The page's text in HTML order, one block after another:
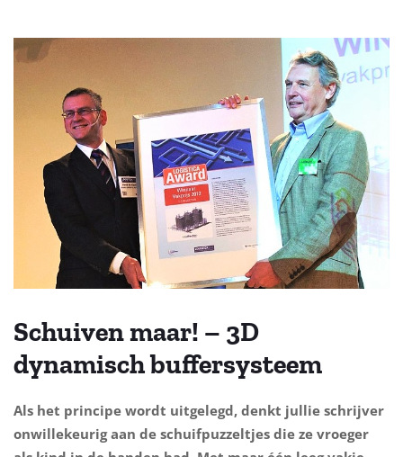
Schuiven maar! – 3D
dynamisch buffersysteem
Als het principe wordt uitgelegd, denkt jullie schrijver
onwillekeurig aan de schuifpuzzeltjes die ze vroeger